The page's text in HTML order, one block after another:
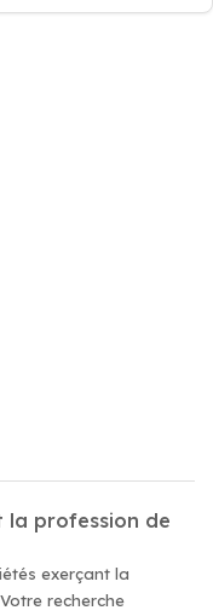
la profession de
exerçant la
recherche